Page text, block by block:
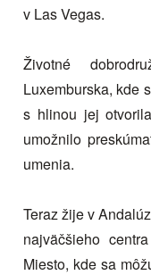
v Las Vegas.
Životné
Luxemburska, kde
s hlinou jej
umožnilo
umenia.
Teraz žije v
najväčšieho
Miesto, kde sa